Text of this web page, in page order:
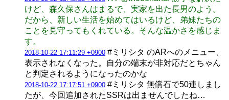
けど、森久保さんはまるで、実家を出た長男のよう。
だから、新しい生活を始めてはいるけど、弟妹たちの
ことを見守ってもくれている。そんな温かさを感じま
す。
2018-10-22 17:11:29 +0900 #ミリシタ のARへのメニュー、
表示されなくなった。自分の端末が非対応だとちゃん
と判定されるようになったのかな
2018-10-22 17:17:51 +0900 #ミリシタ 無償石で50連しまし
たが、今回追加されたSSRは出ませんでしたね…